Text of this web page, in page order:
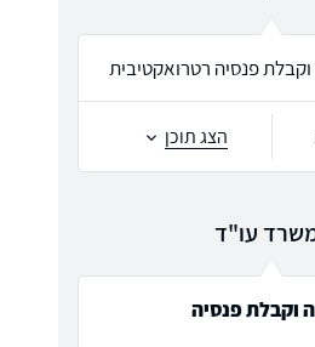
וקבלת פנסיה רטרואקטיבית
הצג תוכן
עו"ד
וקבלת פנסיה